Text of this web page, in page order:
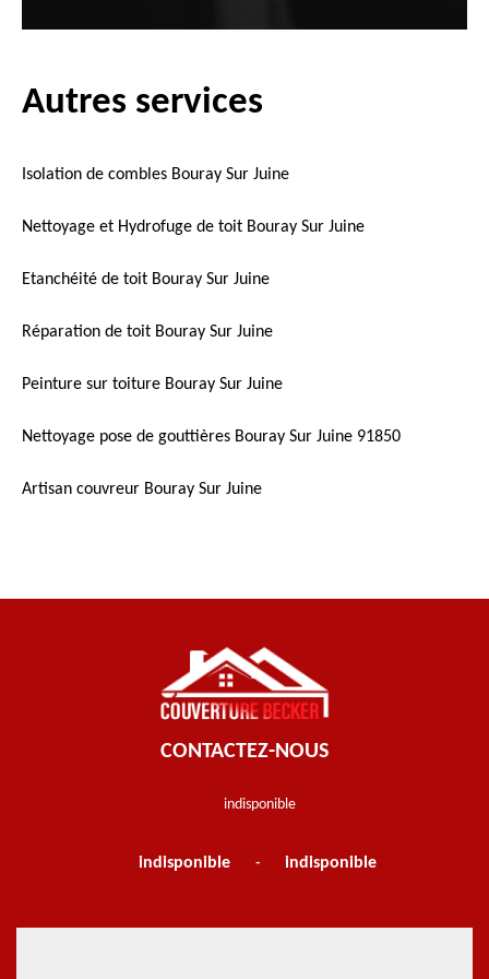
Autres services
Isolation de combles Bouray Sur Juine
Nettoyage et Hydrofuge de toit Bouray Sur Juine
Etanchéité de toit Bouray Sur Juine
Réparation de toit Bouray Sur Juine
Peinture sur toiture Bouray Sur Juine
Nettoyage pose de gouttières Bouray Sur Juine 91850
Artisan couvreur Bouray Sur Juine
CONTACTEZ-NOUS
indisponible
indisponible - indisponible